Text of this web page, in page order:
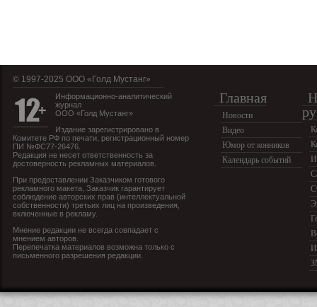
© 1997-2025 OOO «Голд Мустанг»
Информационно-аналитический
журнал
ООО «Голд Мустанг»
Издание зарегистрировано в
Комитете РФ по печати, регистрационный номер
ПИ №ФС77-26476.
Редакция не несет ответственность за
достоверность рекламных материалов.
При предоставлении Заказчиком готового
рекламного макета, Заказчик гарантирует
соблюдение авторских прав (интеллектуальной
собственности) третьих лиц на произведения,
включенные в рекламу.
Мнение редакции не всегда совпадает с
мнением авторов.
Перепечатка материалов возможна только с
письменного разрешения редакции.
Главная
Новости
Видео
Юмор от конников
Календарь событий